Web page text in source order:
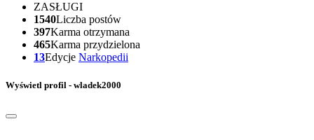
ZASŁUGI
1540Liczba postów
397Karma otrzymana
465Karma przydzielona
13Edycje Narkopedii
Wyświetl profil - wladek2000